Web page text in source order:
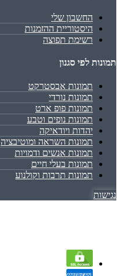
החשבון שלי
היסטוריית ההזמנות
רשימת תפוצה
תמונות לפי סגנון
תמונות אבסטרקט
תמונות נורדי
תמונות פופ ארט
תמונות נופים וטבע
יהדות ויודאיקה
תמונות השראה ומוטיבציה
תמונות אנשים ודמויות
תמונות בעלי חיים
תמונות תרבות וקולנוע
נגישות